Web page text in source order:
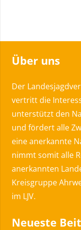
Über uns
Der
vertritt die
unterstützt den
und fördert alle
eine anerkannte
nimmt somit alle
anerkannten
Kreisgruppe
im LJV.
Neueste